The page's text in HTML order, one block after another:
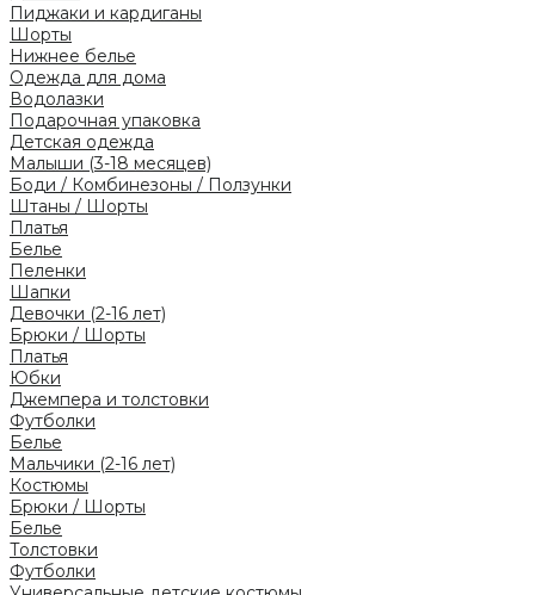
Пиджаки и кардиганы
Шорты
Нижнее белье
Одежда для дома
Водолазки
Подарочная упаковка
Детская одежда
Малыши (3-18 месяцев)
Боди / Комбинезоны / Ползунки
Штаны / Шорты
Платья
Белье
Пеленки
Шапки
Девочки (2-16 лет)
Брюки / Шорты
Платья
Юбки
Джемпера и толстовки
Футболки
Белье
Мальчики (2-16 лет)
Костюмы
Брюки / Шорты
Белье
Толстовки
Футболки